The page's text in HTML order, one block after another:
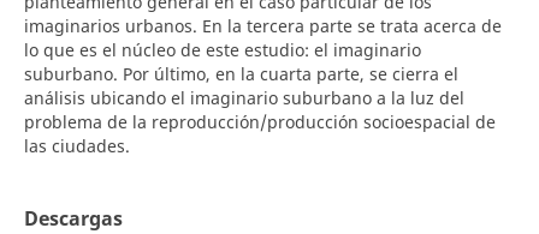
imaginarios urbanos. En la tercera parte se trata acerca de
lo que es el núcleo de este estudio: el imaginario
suburbano. Por último, en la cuarta parte, se cierra el
análisis ubicando el imaginario suburbano a la luz del
problema de la reproducción/producción socioespacial de
las ciudades.
Descargas